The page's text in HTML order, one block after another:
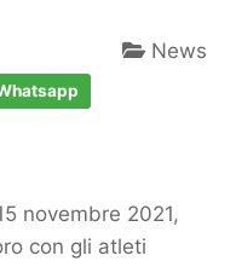
News
novembre 2021,
con gli atleti